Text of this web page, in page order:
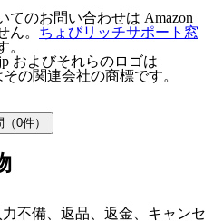
てのお問い合わせは Amazon
ん。 ちょびリッチサポート窓
。
およびそれらのロゴは
の関連会社の商標です。
（0件）
不備、返品、返金、キャンセ